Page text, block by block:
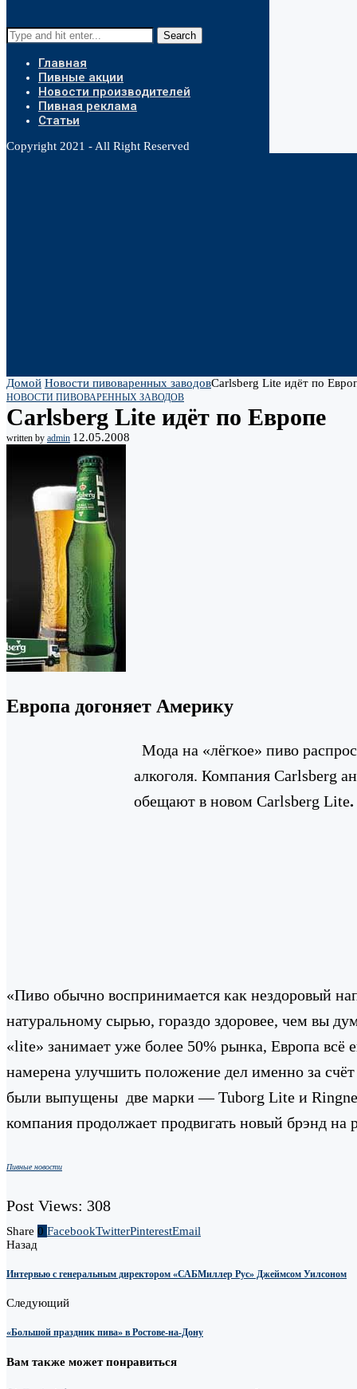
Search
Главная
Пивные акции
Новости производителей
Пивная реклама
Статьи
Copyright 2021 - All Right Reserved
Домой Новости пивоваренных заводовCarlsberg Lite идёт по
НОВОСТИ ПИВОВАРЕННЫХ ЗАВОДОВ
Carlsberg Lite идёт по Европе
written by admin 12.05.2008
Европа догоняет Америку
Мода на «лёгкое» пиво
алкоголя. Компания Carlsberg
обещают в новом Carlsberg Lite.
«Пиво обычно воспринимается как нездоровый
натуральному сырью, гораздо здоровее, чем вы
«lite» занимает уже более 50% рынка, Европа всё
намерена улучшить положение дел именно за
были выпущены две марки — Tuborg Lite и
компания продолжает продвигать новый брэнд
Пивные новости
Post Views: 308
Share 0 FacebookTwitterPinterestEmail
Назад
Интервью с генеральным директором «САБМиллер Рус» Джеймсом Уилсоном
Следующий
«Большой праздник пива» в Ростове-на-Дону
Вам также может понравиться